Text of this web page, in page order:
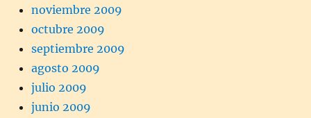
noviembre 2009
octubre 2009
septiembre 2009
agosto 2009
julio 2009
junio 2009